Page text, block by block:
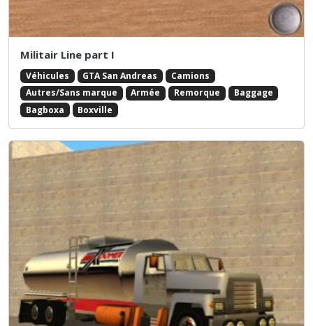
Militair Line part I
Véhicules GTA San Andreas
Camions
Autres/Sans marque
Armée Remorque
Baggage
Bagboxa
Boxville